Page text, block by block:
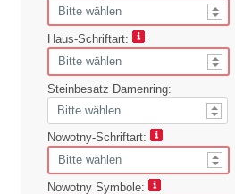
Haus-Schriftart:
Steinbesatz Damenring:
Nowotny-Schriftart:
Nowotny Symbole: